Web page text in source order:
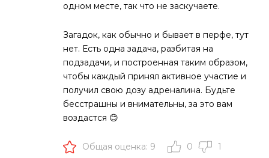
одном месте, так что не заскучаете.
Загадок, как обычно и бывает в перфе, тут
нет. Есть одна задача, разбитая на
подзадачи, и построенная таким образом,
чтобы каждый принял активное участие и
получил свою дозу адреналина. Будьте
бесстрашны и внимательны, за это вам
воздастся 😊
Общая оценка: 9 0 1